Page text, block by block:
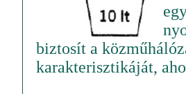
biztosít a
karakterisztikáját,